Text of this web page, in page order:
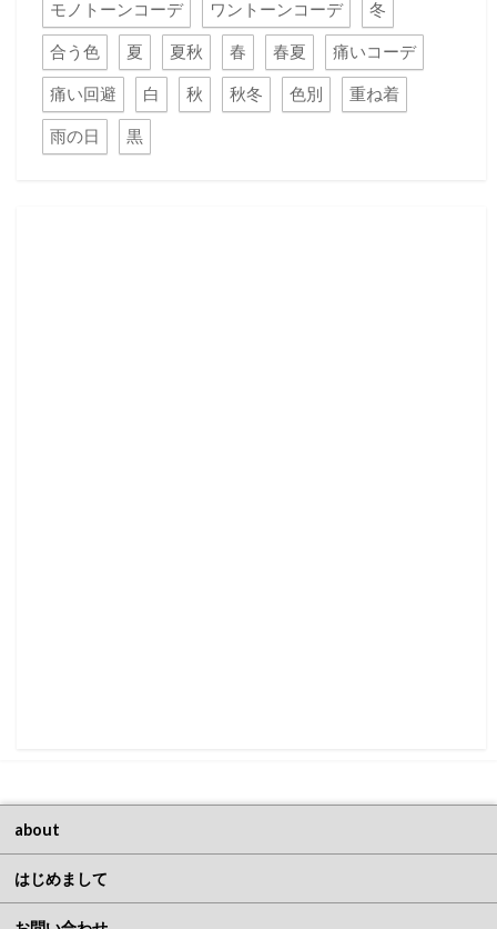
モノトーンコーデ ワントーンコーデ 冬
合う色 夏 夏秋 春 春夏 痛いコーデ
痛い回避 白 秋 秋冬 色別 重ね着
雨の日 黒
about
はじめまして